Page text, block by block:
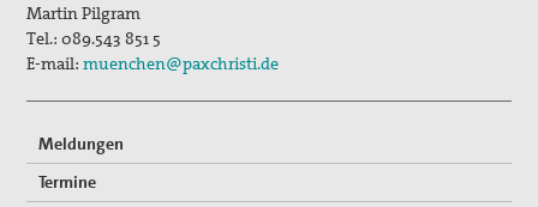
Martin Pilgram
Tel.:089.543 851 5
E-mail:muenchen@paxchristi.de
Meldungen
Termine